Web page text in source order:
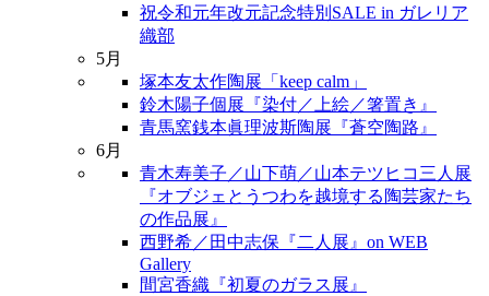
祝令和元年改元記念特別SALE in ガレリア
織部
5月
塚本友太作陶展「keep calm」
鈴木陽子個展『染付／上絵／箸置き』
青馬窯銭本眞理波斯陶展『蒼空陶路』
6月
青木寿美子／山下萌／山本テツヒコ三人展
『オブジェとうつわを越境する陶芸家たち
の作品展』
西野希／田中志保『二人展』on WEB
Gallery
間宮香織『初夏のガラス展』